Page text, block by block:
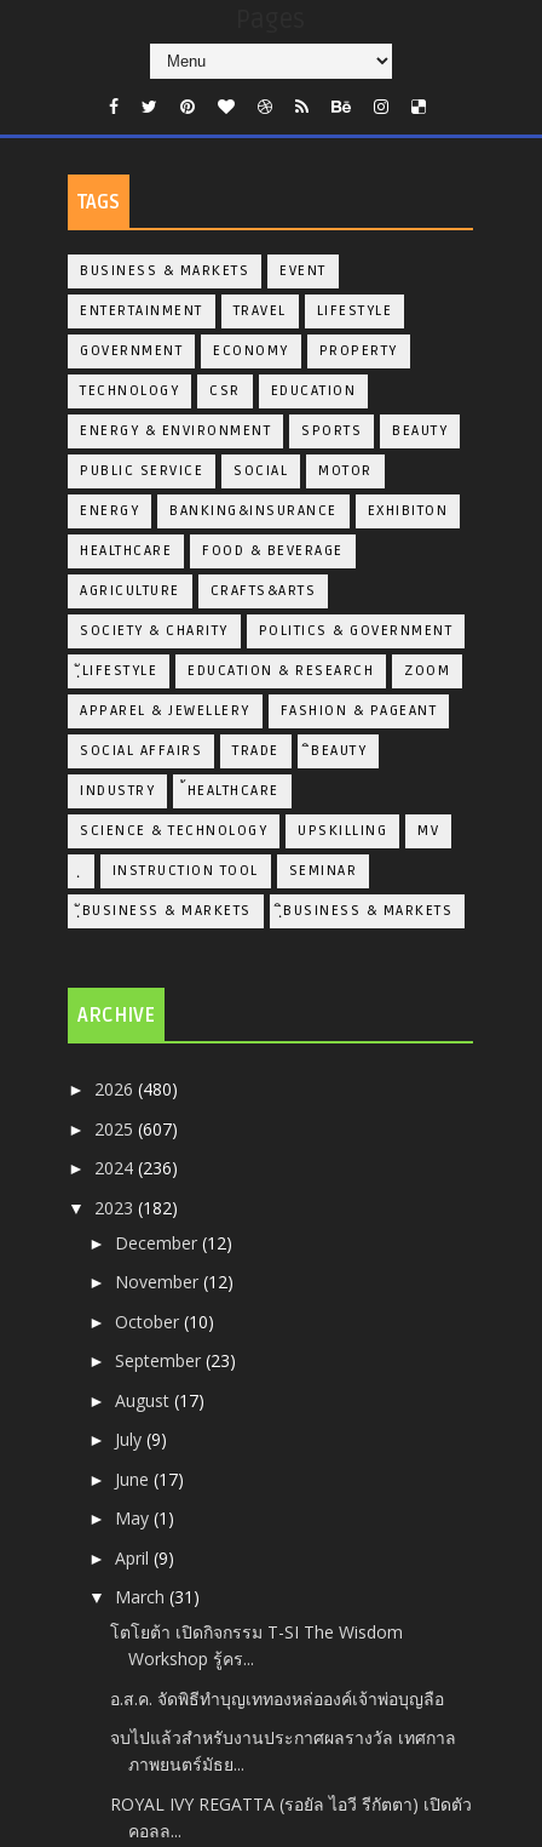
TAGS
BUSINESS & MARKETS EVENT
ENTERTAINMENT TRAVEL LIFESTYLE
GOVERNMENT ECONOMY PROPERTY
TECHNOLOGY CSR EDUCATION
ENERGY & ENVIRONMENT SPORTS BEAUTY
PUBLIC SERVICE SOCIAL MOTOR
ENERGY BANKING&INSURANCE EXHIBITON
HEALTHCARE FOOD & BEVERAGE
AGRICULTURE CRAFTS&ARTS
SOCIETY & CHARITY POLITICS & GOVERNMENT
ฺัLIFESTYLE EDUCATION & RESEARCH ZOOM
APPAREL & JEWELLERY FASHION & PAGEANT
SOCIAL AFFAIRS TRADE ิBEAUTY
INDUSTRY ้HEALTHCARE
SCIENCE & TECHNOLOGY UPSKILLING MV
INSTRUCTION TOOL SEMINAR
ฺัBUSINESS & MARKETS ฺิBUSINESS & MARKETS
ARCHIVE
► 2026(480)
► 2025(607)
► 2024(236)
▼ 2023(182)
► December(12)
► November(12)
►October(10)
►September(23)
►August(17)
► July(9)
► June(17)
► May(1)
►April(9)
▼ March(31)
โตโยต้า เปิดกิจกรรม T-SI The Wisdom
Workshop รู้คร...
อ.ส.ค. จัดพิธีทำบุญเททองหล่อองค์เจ้าพ่อบุญลือ
จบไปแล้วสำหรับงานประกาศผลรางวัล เทศกาล
ภาพยนตร์มัธย...
ROYAL IVY REGATTA (รอยัล ไอวี รีกัตตา) เปิดตัว
คอลล...